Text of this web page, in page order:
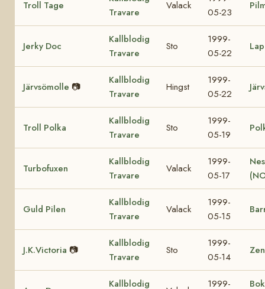
Troll Tage
Travare
Valack
05-23
Jerky Doc
Kallblodig
Travare
Sto
1999-
05-22
Järvsömolle 📷
Kallblodig
Travare
Hingst
1999-
05-22
Troll Polka
Kallblodig
Travare
Sto
1999-
05-19
Turbofuxen
Kallblodig
Travare
Valack
1999-
05-17
Guld Pilen
Kallblodig
Travare
Valack
1999-
05-15
J.K.Victoria 📷
Kallblodig
Travare
Sto
1999-
05-14
Kallblodig
1999-